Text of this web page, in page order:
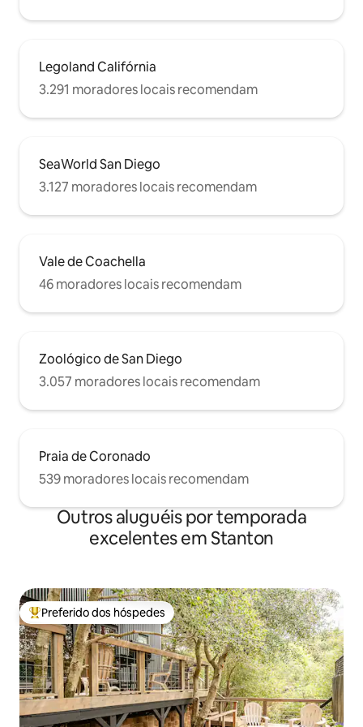
Legoland Califórnia
3.291 moradores locais recomendam
SeaWorld San Diego
3.127 moradores locais recomendam
Vale de Coachella
46 moradores locais recomendam
Zoológico de San Diego
3.057 moradores locais recomendam
Praia de Coronado
539 moradores locais recomendam
Outros aluguéis por temporada
excelentes em Stanton
Entre os melhores preferidos dos hóspedes
Preferido dos hóspedes